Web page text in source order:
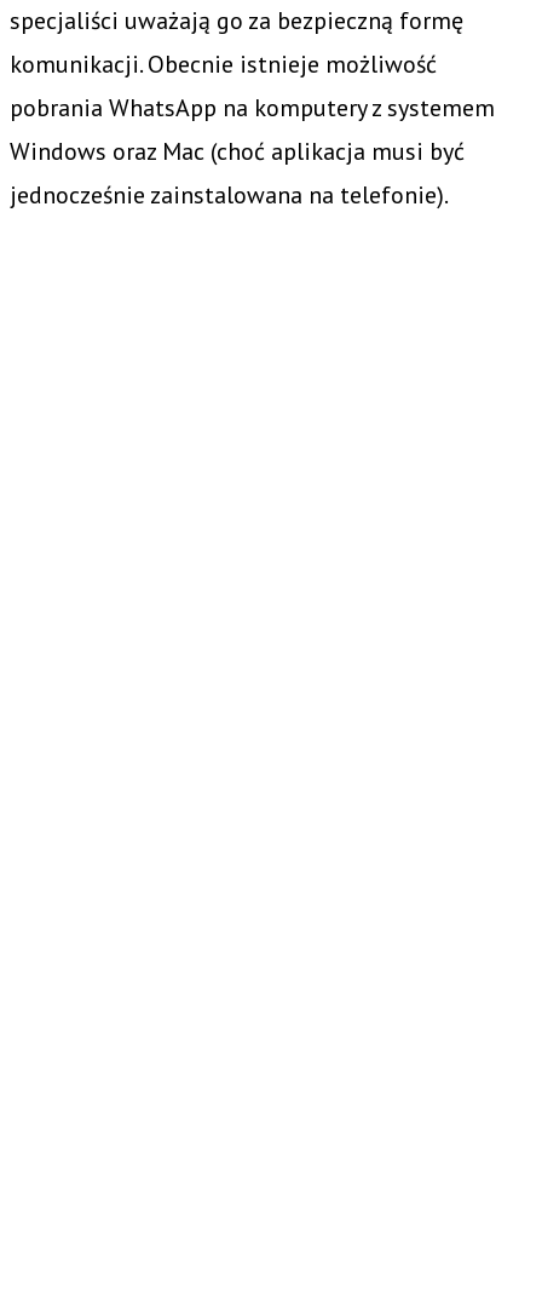
specjaliści uważają go za bezpieczną formę
komunikacji. Obecnie istnieje możliwość
pobrania WhatsApp na komputery z systemem
Windows oraz Mac (choć aplikacja musi być
jednocześnie zainstalowana na telefonie).